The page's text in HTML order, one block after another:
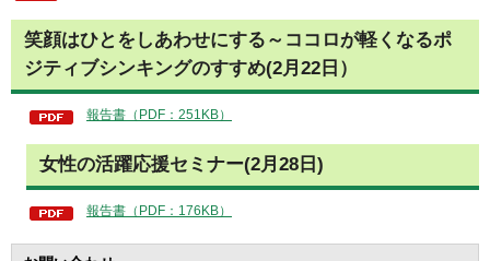
笑顔はひとをしあわせにする～ココロが軽くなるポ
ジティブシンキングのすすめ(2月22日）
報告書（PDF：251KB）
女性の活躍応援セミナー(2月28日)
報告書（PDF：176KB）